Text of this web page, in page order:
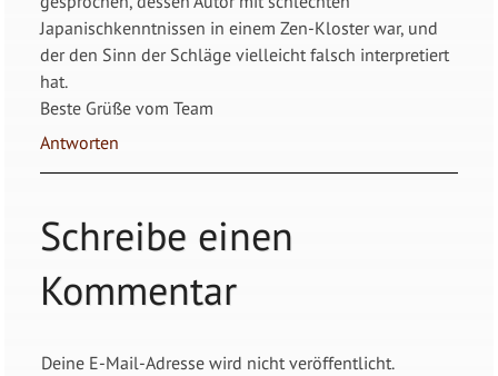
Japanischkenntnissen in einem Zen-Kloster war, und
der den Sinn der Schläge vielleicht falsch interpretiert
hat.
Beste Grüße vom Team
Antworten
Schreibe einen
Kommentar
Deine E-Mail-Adresse wird nicht veröffentlicht.